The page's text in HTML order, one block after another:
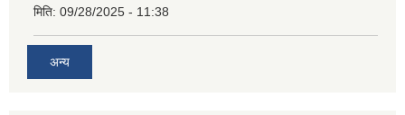
मिति: 09/28/2025 - 11:38
अन्य